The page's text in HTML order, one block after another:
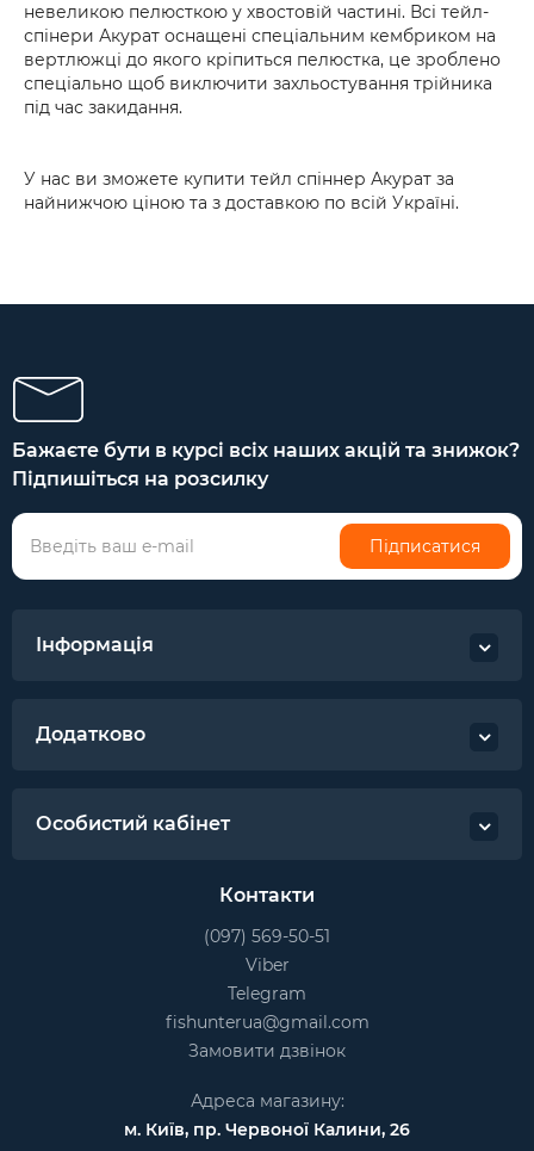
невеликою пелюсткою у хвостовій частині. Всі тейл-
спінери Акурат оснащені спеціальним кембриком на
вертлюжці до якого кріпиться пелюстка, це зроблено
спеціально щоб виключити захльостування трійника
під час закидання.
У нас ви зможете купити тейл спіннер Акурат за
найнижчою ціною та з доставкою по всій Україні.
Бажаєте бути в курсі всіх наших акцій та знижок?
Підпишіться на розсилку
Підписатися
Інформація
Додатково
Особистий кабінет
Контакти
(097) 569-50-51
Viber
Telegram
fishunterua@gmail.com
Замовити дзвінок
Адреса магазину:
м. Київ, пр. Червоної Калини, 26